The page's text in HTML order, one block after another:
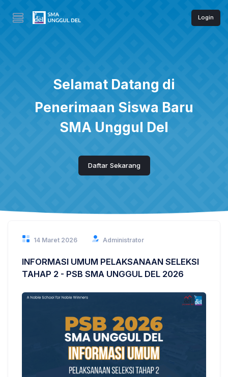
Login
Selamat Datang di
Penerimaan Siswa Baru
SMA Unggul Del
Daftar Sekarang
14 Maret 2026 Administrator
INFORMASI UMUM PELAKSANAAN SELEKSI
TAHAP 2 - PSB SMA UNGGUL DEL 2026